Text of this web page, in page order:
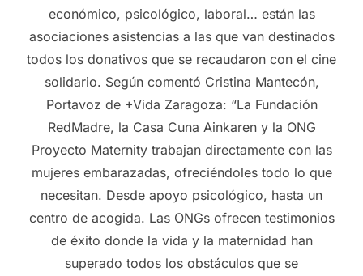
económico, psicológico, laboral… están las
asociaciones asistencias a las que van destinados
todos los donativos que se recaudaron con el cine
solidario. Según comentó Cristina Mantecón,
Portavoz de +Vida Zaragoza: “La Fundación
RedMadre, la Casa Cuna Ainkaren y la ONG
Proyecto Maternity trabajan directamente con las
mujeres embarazadas, ofreciéndoles todo lo que
necesitan. Desde apoyo psicológico, hasta un
centro de acogida. Las ONGs ofrecen testimonios
de éxito donde la vida y la maternidad han
superado todos los obstáculos que se